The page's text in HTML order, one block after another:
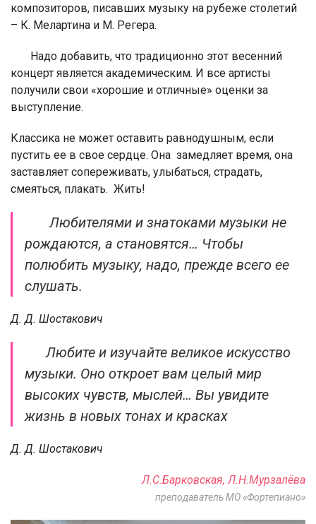
композиторов, писавших музыку на рубеже столетий
– К. Мелартина и М. Регера.
Надо добавить, что традиционно этот весенний
концерт является академическим. И все артисты
получили свои «хорошие и отличные» оценки за
выступление.
Классика не может оставить равнодушным, если
пустить ее в свое сердце. Она замедляет время, она
заставляет сопереживать, улыбаться, страдать,
смеяться, плакать. Жить!
Любителями и знатоками музыки не
рождаются, а становятся… Чтобы
полюбить музыку, надо, прежде всего ее
слушать.
Д. Д. Шостакович
Любите и изучайте великое искусство
музыки. Оно откроет вам целый мир
высоких чувств, мыслей… Вы увидите
жизнь в новых тонах и красках
Д. Д. Шостакович
Л.С.Барковская, Л.Н.Мурзалёва
преподаватель МО «Фортепиано»